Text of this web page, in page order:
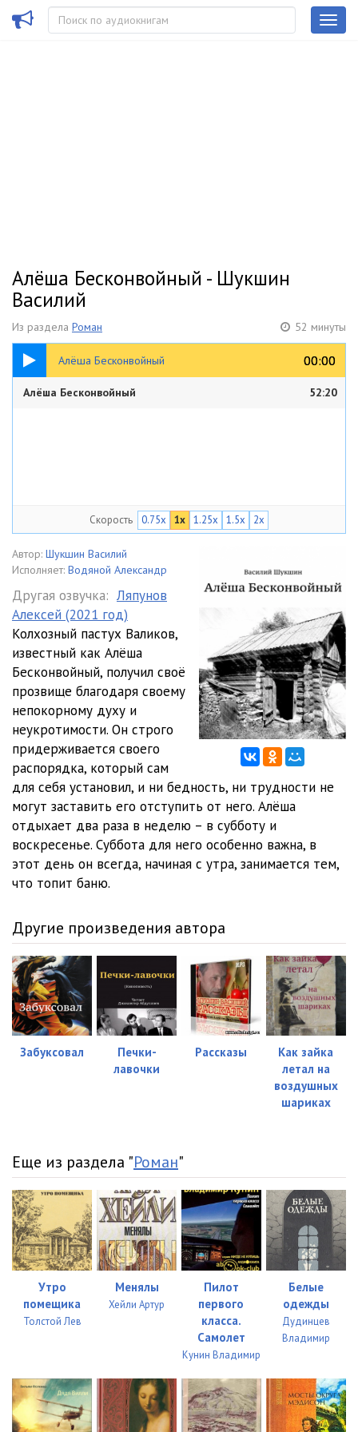
Алёша Бесконвойный - Шукшин
Василий
Из раздела Роман 52 минуты
Алёша Бесконвойный 00:00
00:00
52:20
Алёша Бесконвойный 52:20
Скорость 0.75x 1x 1.25x 1.5x 2x
Автор: Шукшин Василий
Исполняет: Водяной Александр
Другая озвучка: Ляпунов
Алексей (2021 год)
Колхозный пастух Валиков,
известный как Алёша
Бесконвойный, получил своё
прозвище благодаря своему
непокорному духу и
неукротимости. Он строго
придерживается своего
распорядка, который сам
для себя установил, и ни бедность, ни трудности не
могут заставить его отступить от него. Алёша
отдыхает два раза в неделю – в субботу и
воскресенье. Суббота для него особенно важна, в
этот день он всегда, начиная с утра, занимается тем,
что топит баню.
Другие произведения автора
Забуксовал
Печки-
лавочки
Рассказы
Как зайка
летал на
воздушных
шариках
Еще из раздела "Роман"
Утро
помещика
Толстой Лев
Менялы
Хейли Артур
Пилот
первого
класса.
Самолет
Кунин Владимир
Белые
одежды
Дудинцев
Владимир